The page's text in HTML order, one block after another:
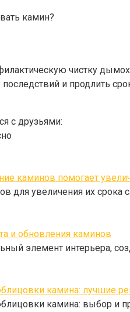
камин?
чистку
и продлить
с друзьями:
каминов помогает
для увеличения их
и обновления каминов
элемент интерьера,
камина: лучшие
камина: выбор и